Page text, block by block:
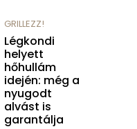
GRILLEZZ!
Légkondi
helyett
hőhullám
idején: még a
nyugodt
alvást is
garantálja